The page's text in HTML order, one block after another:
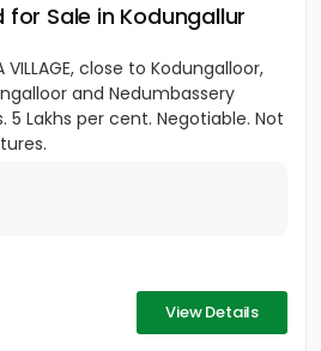
Sale in Kodungallur
VILLAGE, close to Kodungalloor,
and Nedumbassery
5 Lakhs per cent. Negotiable. Not
View Details